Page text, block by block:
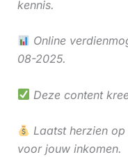
kennis.
Online
08-2025.
Deze content
Laatst herzien
voor jouw inkomen.